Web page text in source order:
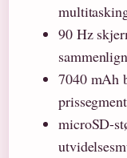
90 Hz
7040 mAh
microSD-